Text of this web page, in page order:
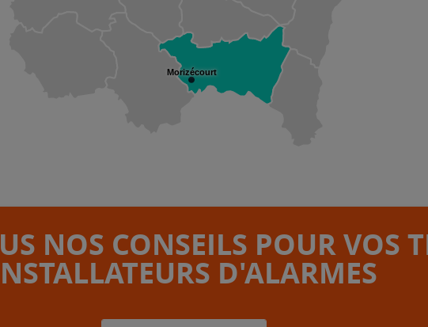
Morizécourt
NOS CONSEILS POUR VOS
D'ALARMES